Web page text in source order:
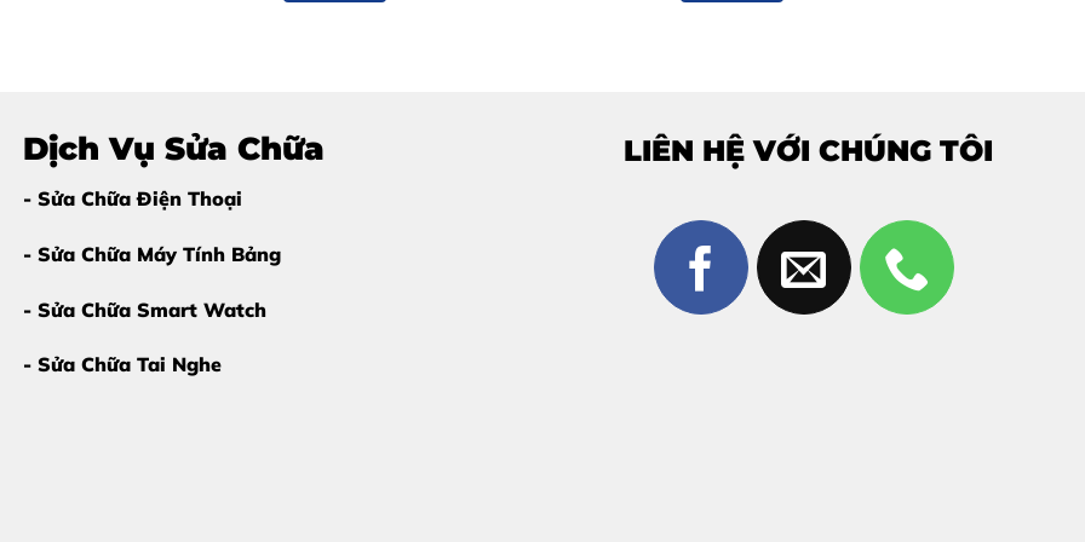
kính Realme 15 Pro ngay
và ép kính. Thực tế, nếu điện thoại của bạn chỉ bị hư hỏng lớp kính bên ngoài, bạn chỉ cần dịch vụ
nát nhưng hình ảnh hiển thị vẫn rõ nét, không có đốm đen.
Dịch Vụ Sửa Chữa
- Sửa Chữa Điện Thoại
- Sửa Chữa Máy Tính Bảng
- Sửa Chữa Smart Watch
- Sửa Chữa Tai Nghe
LIÊN HỆ VỚI CHÚNG TÔI